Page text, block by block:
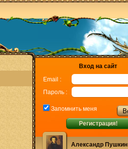
Вход на сайт
Email :
Пароль :
Запомнить меня
Регистрация!
Александр Пушкин